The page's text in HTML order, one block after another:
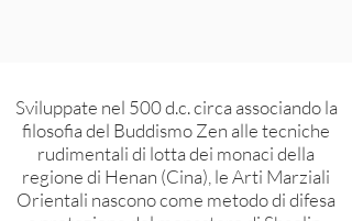
Sviluppate nel 500 d.c. circa associando la
filosofia del Buddismo Zen alle tecniche
rudimentali di lotta dei monaci della
regione di Henan (Cina), le Arti Marziali
Orientali nascono come metodo di difesa